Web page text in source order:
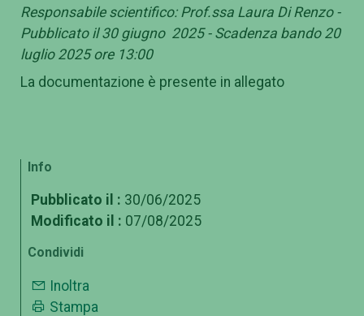
Responsabile scientifico: Prof.ssa Laura Di Renzo -
Pubblicato il 30 giugno 2025 - Scadenza bando 20
luglio 2025 ore 13:00
La documentazione è presente in allegato
Info
Pubblicato il : 30/06/2025
Modificato il : 07/08/2025
Condividi
Inoltra
Stampa